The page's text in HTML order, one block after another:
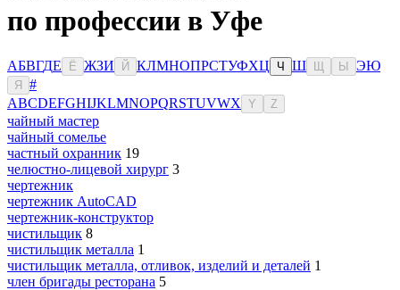
по профессии в Уфе
АБВГДЕ Ё ЖЗИ Й КЛМНОПРСТУФХЦ Ч Ш Ы ЭЮ
Я
#
ABCDEFGHIJKLMNOPQRSTUVWX Y Z
чайный мастер
чайный сомелье
частный охранник 19
челюстно-лицевой хирург 3
чертежник
чертежник AutoCAD
чертежник-конструктор
чистильщик 8
чистильщик металла 1
чистильщик металла, отливок, изделий и деталей 1
член бригады ресторана 5